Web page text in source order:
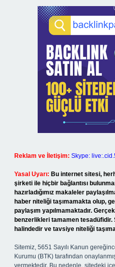
Reklam ve İletişim: Skype:
Yasal Uyarı: Bu internet sitesi,
şirketi ile hiçbir bağlantısı
hazırladığımız makaleler
haber niteliği taşımamakta olup,
paylaşım yapılmamaktadır.
benzerlikleri tamamen
halindedir ve tavsiye niteliği
Sitemiz, 5651 Sayılı Kanun
Kurumu (BTK) tarafından
vermektedir. Bu nedenle, sitedeki